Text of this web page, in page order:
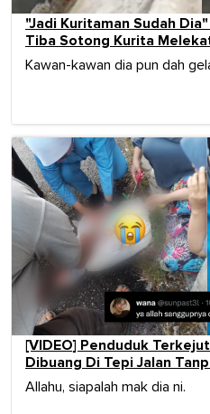
"Jadi Kuritaman Sudah
Tiba Sotong Kurita
Kawan-kawan dia pun dah
[VIDEO] Penduduk
Dibuang Di Tepi Jalan
Allahu, siapalah mak dia ni.